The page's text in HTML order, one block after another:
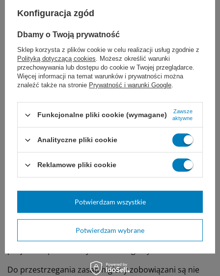
jest brak czasu, ergo brak funduszy.
Bezpieczeństwo pacjentów przed
zakażeniami
Do przestrzegania zasad higieny zobowiązani są nie
Konfiguracja zgód
Dbamy o Twoją prywatność
Sklep korzysta z plików cookie w celu realizacji usług zgodnie z
Polityką dotyczącą cookies. Możesz określić warunki
przechowywania lub dostępu do cookie w Twojej przeglądarce.
Więcej informacji na temat warunków i prywatności można
znaleźć także na stronie Prywatność i warunki Google.
Funkcjonalne pliki cookie (wymagane)
Zawsze
aktywne
Analityczne pliki cookie
Reklamowe pliki cookie
Potwierdzam wybrane
Potwierdzam wszystkie